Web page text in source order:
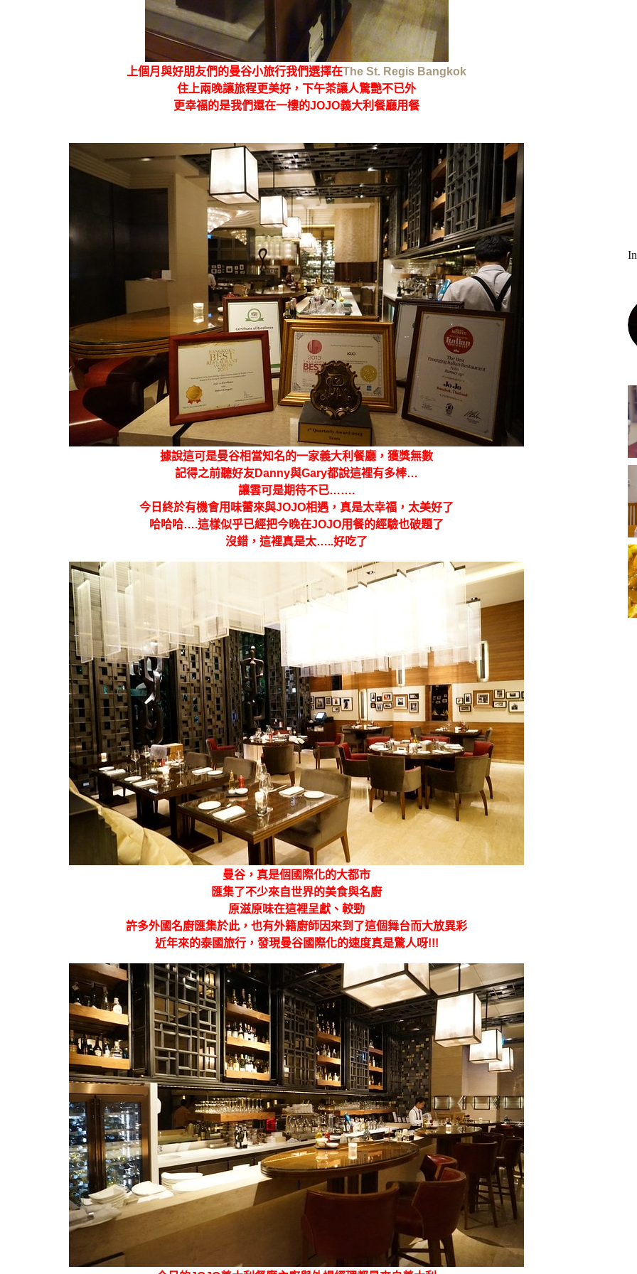
上個月與好朋友們的曼谷小旅行我們選擇在The St. Regis Bangkok
住上兩晚讓旅程更美好，下午茶讓人驚艷不已外
更幸福的是我們還在一樓的JOJO義大利餐廳用餐
據說這可是曼谷相當知名的一家義大利餐廳，獲獎無數
記得之前聽好友Danny與Gary都說這裡有多棒…
讓雲可是期待不已…….
今日終於有機會用味蕾來與JOJO相遇，真是太幸福，太美好了
哈哈哈….這樣似乎已經把今晚在JOJO用餐的經驗也破題了
沒錯，這裡真是太…..好吃了
曼谷，真是個國際化的大都市
匯集了不少來自世界的美食與名廚
原滋原味在這裡呈獻、較勁
許多外國名廚匯集於此，也有外籍廚師因來到了這個舞台而大放異彩
近年來的泰國旅行，發現曼谷國際化的速度真是驚人呀!!!